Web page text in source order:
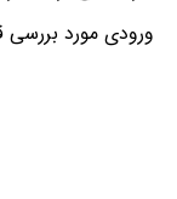
ورودی مورد بررسی